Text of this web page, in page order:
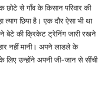
छोटे से गाँव के किसान परिवार की
छिपा है। एक दौर ऐसा भी था
बेटे की क्रिकेट ट्रेनिंग जारी रखने
नहीं मानी। अपने लाडले के
उन्होंने अपनी जी-जान से सींची